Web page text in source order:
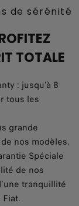
de sérénité
TOTALE
: jusqu'à 8
tous les
grande
nos modèles.
Spéciale
de nos
tranquillité